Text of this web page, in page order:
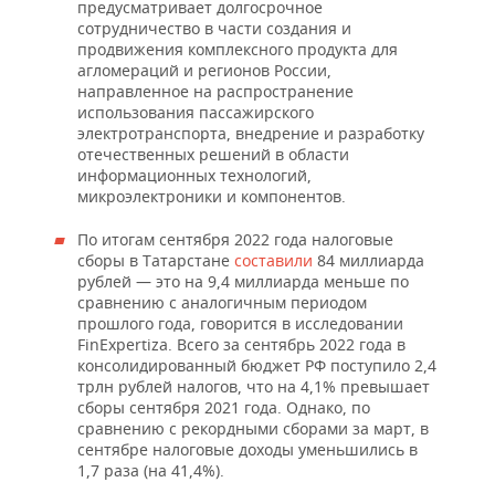
предусматривает долгосрочное
сотрудничество в части создания и
продвижения комплексного продукта для
агломераций и регионов России,
направленное на распространение
использования пассажирского
электротранспорта, внедрение и разработку
отечественных решений в области
информационных технологий,
микроэлектроники и компонентов.
По итогам сентября 2022 года налоговые
сборы в Татарстане составили 84 миллиарда
рублей — это на 9,4 миллиарда меньше по
сравнению с аналогичным периодом
прошлого года, говорится в исследовании
FinExpertiza. Всего за сентябрь 2022 года в
консолидированный бюджет РФ поступило 2,4
трлн рублей налогов, что на 4,1% превышает
сборы сентября 2021 года. Однако, по
сравнению с рекордными сборами за март, в
сентябре налоговые доходы уменьшились в
1,7 раза (на 41,4%).